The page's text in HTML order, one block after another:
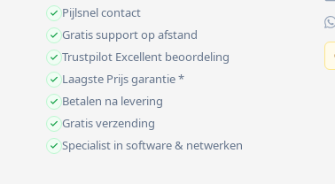
Pijlsnel contact
Gratis support op afstand
Trustpilot Excellent beoordeling
Laagste Prijs garantie *
Betalen na levering
Gratis verzending
Specialist in software & netwerken